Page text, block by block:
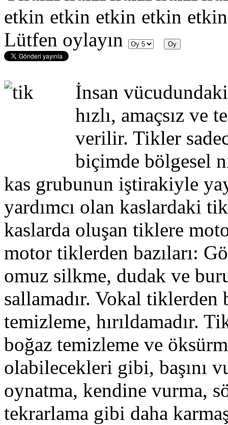
Lütfen oylayın
İnsan
hızlı, amaçsız ve
verilir. Tikler
biçimde bölgesel
kas grubunun iştirakiyle
yardımcı olan kaslardaki
kaslarda oluşan tiklere
motor tiklerden bazıları:
omuz silkme, dudak ve
sallamadır. Vokal tiklerden
temizleme, hırıldamadır.
boğaz temizleme ve
olabilecekleri gibi, başını
oynatma, kendine vurma,
tekrarlama gibi daha